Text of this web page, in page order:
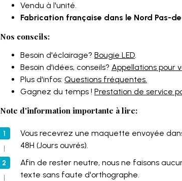
Vendu à l'unité.
Fabrication française dans le Nord Pas-
Nos conseils:
Besoin d'éclairage? Bougie LED.
Besoin d'idées, conseils? Appellations pour
Plus d'infos: Questions fréquentes.
Gagnez du temps ! Prestation de service
Note d'information importante à lire:
Vous recevrez une maquette envoyée
48H (Jours ouvrés).
Afin de rester neutre, nous ne faisons
texte sans faute d'orthographe.